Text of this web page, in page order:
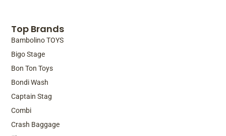
Top Brands
Bambolino TOYS
Bigo Stage
Bon Ton Toys
Bondi Wash
Captain Stag
Combi
Crash Baggage